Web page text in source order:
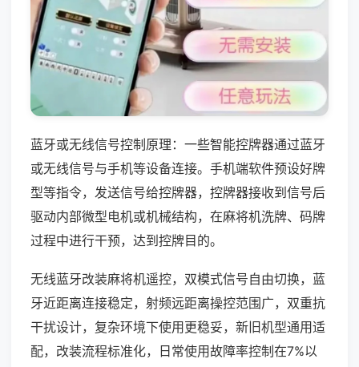
蓝牙或无线信号控制原理：一些智能控牌器通过蓝牙
或无线信号与手机等设备连接。手机端软件预设好牌
型等指令，发送信号给控牌器，控牌器接收到信号后
驱动内部微型电机或机械结构，在麻将机洗牌、码牌
过程中进行干预，达到控牌目的。
无线蓝牙改装麻将机遥控，双模式信号自由切换，蓝
牙近距离连接稳定，射频远距离操控范围广，双重抗
干扰设计，复杂环境下使用更稳妥，新旧机型通用适
配，改装流程标准化，日常使用故障率控制在7%以